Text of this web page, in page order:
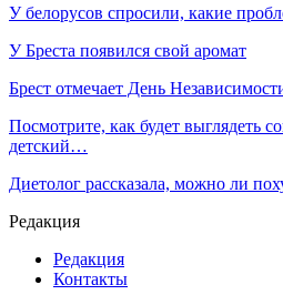
У белорусов спросили, какие
У Бреста появился свой аромат
Брест отмечает День
Посмотрите, как будет выглядеть
детский…
Диетолог рассказала, можно ли
Редакция
Редакция
Контакты